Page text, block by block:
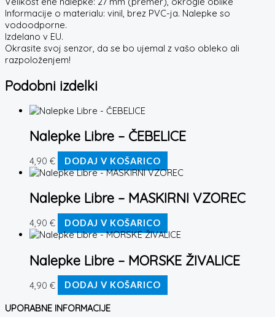
Informacije o materialu: vinil, brez PVC-ja. Nalepke so
vodoodporne.
Izdelano v EU.
Okrasite svoj senzor, da se bo ujemal z vašo obleko ali
razpoloženjem!
Podobni izdelki
Nalepke Libre – ČEBELICE
4,90 € DODAJ V KOŠARICO
Nalepke Libre – MASKIRNI VZOREC
4,90 € DODAJ V KOŠARICO
Nalepke Libre – MORSKE ŽIVALICE
4,90 € DODAJ V KOŠARICO
UPORABNE INFORMACIJE